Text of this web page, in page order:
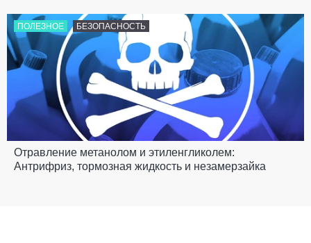
ПОЛЕЗНОЕ БЕЗОПАСНОСТЬ
Отравление метанолом и этиленгликолем:
Антрифриз, тормозная жидкость и незамерзайка